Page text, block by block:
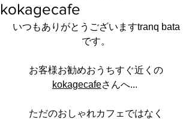
kokagecafe
いつもありがとうございますtranq bata
です。
お客様お勧めおうちすぐ近くの
kokagecafeさんへ...
ただのおしゃれカフェではなく